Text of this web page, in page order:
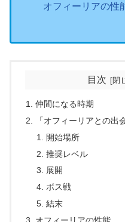
オフィーリアの性
目次
仲間になる時期
「オフィーリアとの出
開始場所
推奨レベル
展開
ボス戦
結末